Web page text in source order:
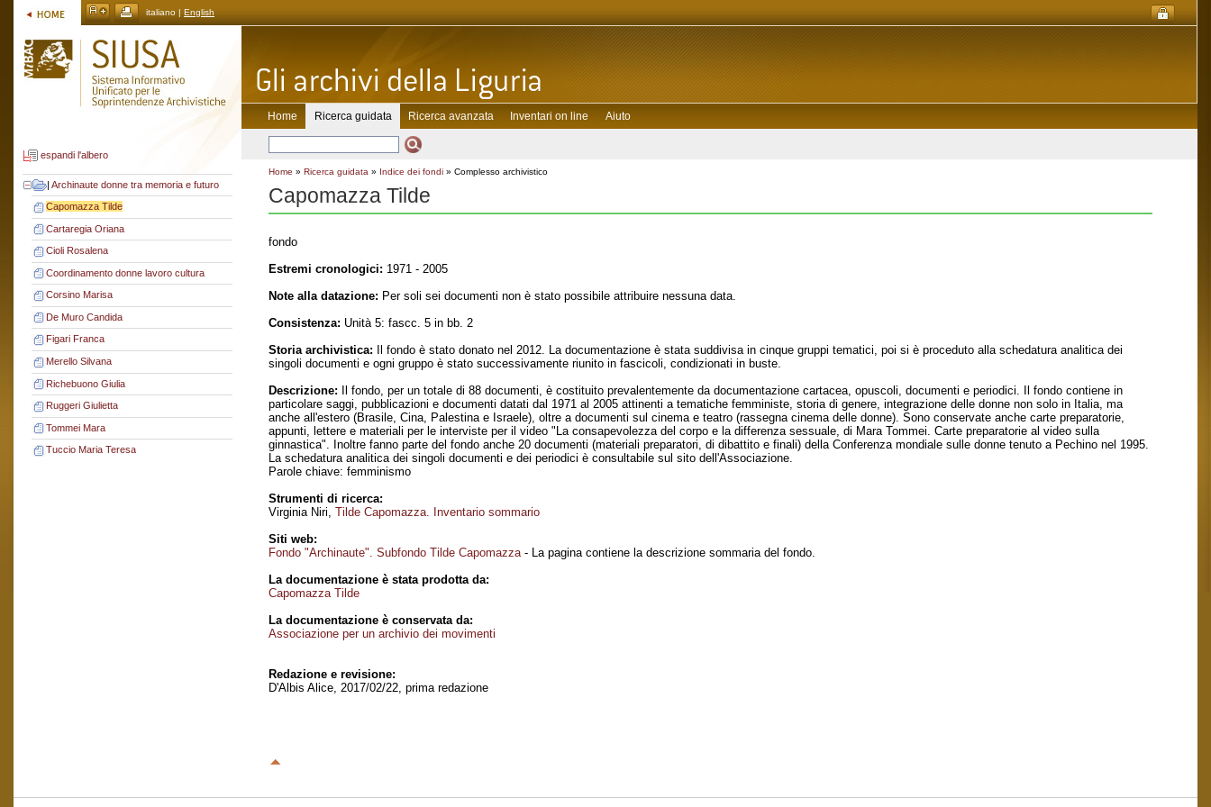
italiano | English
espandi l'albero
| Archinaute donne tra memoria e futuro
Capomazza Tilde
Cartaregia Oriana
Cioli Rosalena
Coordinamento donne lavoro cultura
Corsino Marisa
De Muro Candida
Figari Franca
Merello Silvana
Richebuono Giulia
Ruggeri Giulietta
Tommei Mara
Tuccio Maria Teresa
Home Ricerca guidata Ricerca avanzata Inventari on line Aiuto
Home » Ricerca guidata » Indice dei fondi » Complesso archivistico
Capomazza Tilde
fondo
Estremi cronologici: 1971 - 2005
Note alla datazione: Per soli sei documenti non è stato possibile attribuire nessuna data.
Consistenza: Unità 5: fascc. 5 in bb. 2
Storia archivistica: Il fondo è stato donato nel 2012. La documentazione è stata suddivisa in cinque gruppi tematici, poi si è proceduto alla schedatura analitica dei
singoli documenti e ogni gruppo è stato successivamente riunito in fascicoli, condizionati in buste.
Descrizione: Il fondo, per un totale di 88 documenti, è costituito prevalentemente da documentazione cartacea, opuscoli, documenti e periodici. Il fondo contiene in
particolare saggi, pubblicazioni e documenti datati dal 1971 al 2005 attinenti a tematiche femministe, storia di genere, integrazione delle donne non solo in Italia, ma
anche all'estero (Brasile, Cina, Palestina e Israele), oltre a documenti sul cinema e teatro (rassegna cinema delle donne). Sono conservate anche carte preparatorie,
appunti, lettere e materiali per le interviste per il video "La consapevolezza del corpo e la differenza sessuale, di Mara Tommei. Carte preparatorie al video sulla
ginnastica". Inoltre fanno parte del fondo anche 20 documenti (materiali preparatori, di dibattito e finali) della Conferenza mondiale sulle donne tenuto a Pechino nel 1995.
La schedatura analitica dei singoli documenti e dei periodici è consultabile sul sito dell'Associazione.
Parole chiave: femminismo
Strumenti di ricerca:
Virginia Niri, Tilde Capomazza. Inventario sommario
Siti web:
Fondo "Archinaute". Subfondo Tilde Capomazza - La pagina contiene la descrizione sommaria del fondo.
La documentazione è stata prodotta da:
Capomazza Tilde
La documentazione è conservata da:
Associazione per un archivio dei movimenti
Redazione e revisione:
D'Albis Alice, 2017/02/22, prima redazione